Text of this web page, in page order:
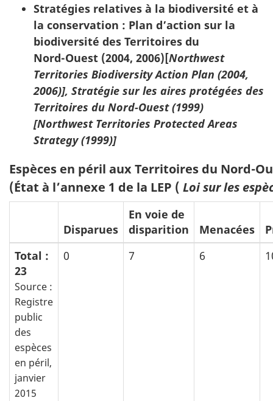
Stratégies relatives à la biodiversité et à
la conservation : Plan d’action sur la
biodiversité des Territoires du
Nord-Ouest (2004, 2006)[Northwest
Territories Biodiversity Action Plan (2004,
2006)], Stratégie sur les aires protégées des
Territoires du Nord-Ouest(1999)
[Northwest Territories Protected Areas
Strategy (1999)]
Espèces en péril aux Territoires du Nord-
(État à l’annexe 1 de la LEP ( Loi sur les
Disparues
En voie de
disparition
Menacées
Total :
23
Source :
Registre
public
des
espèces
en péril,
janvier
2015
0 7 6